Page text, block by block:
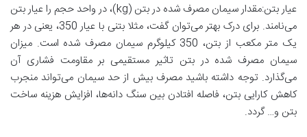
عیار بتن:مقدار سیمان مصرف شده در بتن (kg)، در واحد حجم را عیار بتن
می‌نامند. برای درک بهتر می‌توان گفت، مثلا بتنی با عیار 350، یعنی در هر
یک متر مکعب از بتن، 350 کیلوگرم سیمان مصرف شده است. میزان
سیمان مصرف شده در بتن تاثیر مستقیمی بر مقاومت فشاری آن
می‌گذارد. توجه داشته باشید مصرف بیش از حد سیمان می‌تواند منجرب
کاهش کارایی بتن، فاصله افتادن بین سنگ دانه‌ها، افزایش هزینه ساخت
بتن و… گردد.